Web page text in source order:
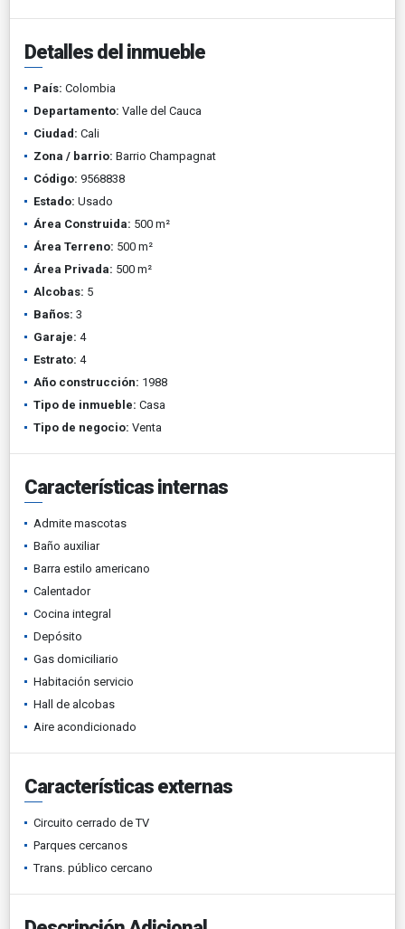
Detalles del inmueble
País: Colombia
Departamento: Valle del Cauca
Ciudad: Cali
Zona / barrio: Barrio Champagnat
Código: 9568838
Estado: Usado
Área Construida: 500 m²
Área Terreno: 500 m²
Área Privada: 500 m²
Alcobas: 5
Baños: 3
Garaje: 4
Estrato: 4
Año construcción: 1988
Tipo de inmueble: Casa
Tipo de negocio: Venta
Características internas
Admite mascotas
Baño auxiliar
Barra estilo americano
Calentador
Cocina integral
Depósito
Gas domiciliario
Habitación servicio
Hall de alcobas
Aire acondicionado
Características externas
Circuito cerrado de TV
Parques cercanos
Trans. público cercano